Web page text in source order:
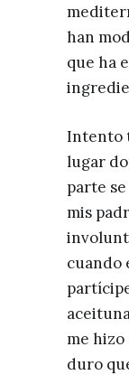
han
que ha
Intento
lugar
parte
mis
cuando
me
duro